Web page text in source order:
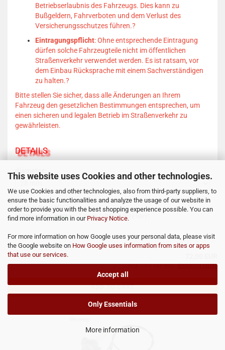
This website uses Cookies and other technologies.
We use Cookies and other technologies, also from third-party suppliers, to
ensure the basic functionalities and analyze the usage of our website in
order to provide you with the best shopping experience possible. You can
find more information in our Privacy Notice.
For more information on how Google uses your personal data, please visit
the Google website on How Google uses information from sites or apps
that use our services.
Accept all
Only Essentials
More information
Betriebserlaubnis des Fahrzeugs. Dies kann zu
Bußgeldern, Fahrverboten und dem Verlust des
Versicherungsschutzes führen.?
Eintragungspflicht:Ohne entsprechende Eintragung
dürfen solche Fahrzeugteile nicht im öffentlichen
Straßenverkehr verwendet werden. Es ist ratsam, vor
dem Einbau Rücksprache mit einem Sachverständigen
zu halten.?
Bitte stellen Sie sicher, dass alle Änderungen an Ihrem
Fahrzeug den gesetzlichen Bestimmungen entsprechen, um
einen sicheren und legalen Betrieb im Straßenverkehr zu
gewährleisten.
DETAILS
diameter:
Product No.: 18047
Shippingtime:
ca. 1 Week (abroad may vary)
incl. 19% tax excl.Shipping costs
ADD TO CART